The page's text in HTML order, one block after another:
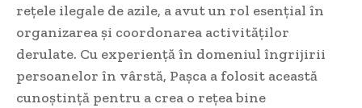
rețele ilegale de azile, a avut un rol esențial în
organizarea și coordonarea activităților
derulate. Cu experiență în domeniul îngrijirii
persoanelor în vârstă, Pașca a folosit această
cunoștință pentru a crea o rețea bine